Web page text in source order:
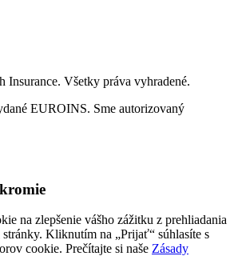
Všetky práva vyhradené.
EUROINS. Sme autorizovaný
na zlepšenie vášho zážitku z prehliadania
stránky. Kliknutím na „Prijať“ súhlasíte s
cookie. Prečítajte si naše Zásady